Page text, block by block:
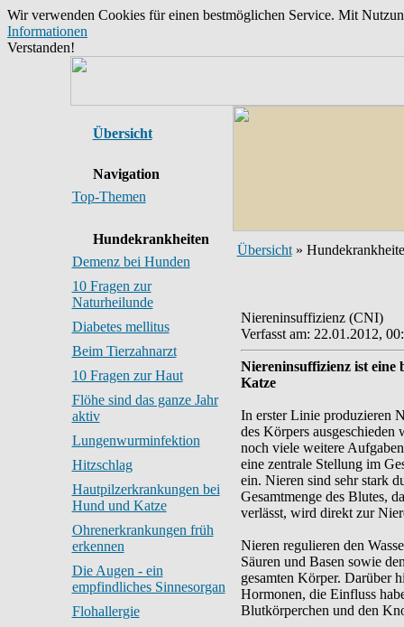
Wir verwenden Cookies für einen bestmöglichen Service. Mit
Informationen
Verstanden!
Übersicht
Navigation
Top-Themen
Hundekrankheiten
Demenz bei Hunden
10 Fragen zur
Naturheilunde
Diabetes mellitus
Beim Tierzahnarzt
10 Fragen zur Haut
Flöhe sind das ganze Jahr
aktiv
Lungenwurminfektion
Hitzschlag
Hautpilzerkrankungen bei
Hund und Katze
Ohrenerkrankungen früh
erkennen
Die Augen - ein
empfindliches Sinnesorgan
Flohallergie
Übersicht»
Niereninsuffizienz (CNI)
Verfasst am: 22.01.2012,
Niereninsuffizienz ist
Katze
In erster Linie produzieren
des Körpers ausgeschieden
noch viele weitere
eine zentrale Stellung im
ein. Nieren sind sehr stark
Gesamtmenge des Blutes,
verlässt, wird direkt zur
Nieren regulieren den
Säuren und Basen sowie
gesamten Körper. Darüber
Hormonen, die Einfluss
Blutkörperchen und den